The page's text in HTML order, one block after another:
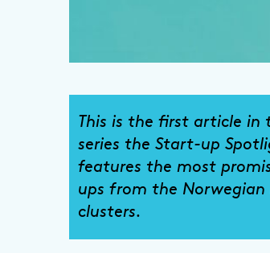
This is the first article in
series the Start-up
features the most
ups from the Norwegian
clusters.